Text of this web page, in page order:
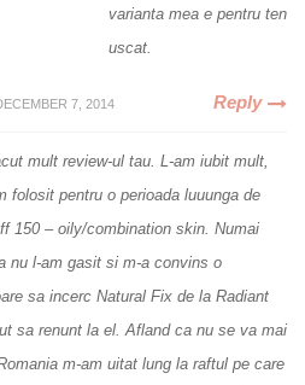
varianta mea e pentru ten
uscat.
7, 2014 Reply
mult review-ul tau. L-am iubit mult,
folosit pentru o perioada luuunga de
150 – oily/combination skin. Numai
nu l-am gasit si m-a convins o
sa incerc Natural Fix de la Radiant
sa renunt la el. Afland ca nu se va mai
m-am uitat lung la raftul pe care